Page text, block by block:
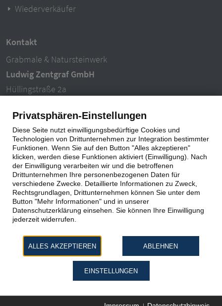
Wiederverkäufer
Kontakt
Grabmale & Natursteinwerk
Ludwig Zentgraf GmbH
Hüllingstraße 2a
Tel.: 06093 – 996940
E-Mail: info@ludwigzentgraf.de
Impressum|Datenschutz
Privatsphären-Einstellungen
Diese Seite nutzt einwilligungsbedürftige Cookies und
Technologien von Drittunternehmen zur Integration bestimmter
Funktionen. Wenn Sie auf den Button "Alles akzeptieren"
klicken, werden diese Funktionen aktiviert (Einwilligung). Nach
der Einwilligung verarbeiten wir und die betroffenen
Drittunternehmen Ihre personenbezogenen Daten für
verschiedene Zwecke. Detaillierte Informationen zu Zweck,
Rechtsgrundlagen, Drittunternehmen können Sie unter dem
Button "Mehr Informationen" und in unserer
Datenschutzerklärung einsehen. Sie können Ihre Einwilligung
jederzeit widerrufen.
ALLES AKZEPTIEREN ABLEHNEN
EINSTELLUNGEN